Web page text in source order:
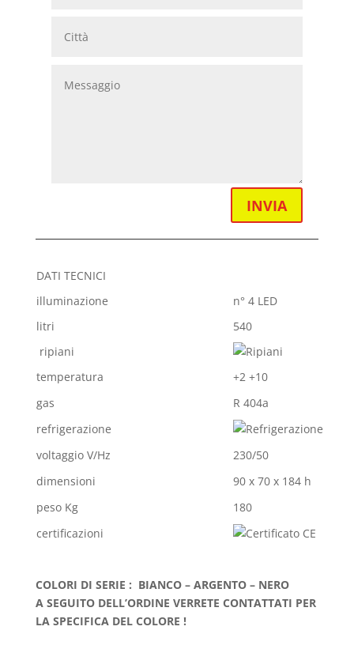
INVIA
DATI TECNICI
illuminazione
n° 4 LED
litri
540
ripiani
temperatura
+2 +10
gas
R 404a
refrigerazione
voltaggio V/Hz
230/50
dimensioni
90 x 70 x 184 h
peso Kg
180
certificazioni
COLORI DI SERIE : BIANCO – ARGENTO – NERO
A SEGUITO DELL’ORDINE VERRETE CONTATTATI PER
LA SPECIFICA DEL COLORE !